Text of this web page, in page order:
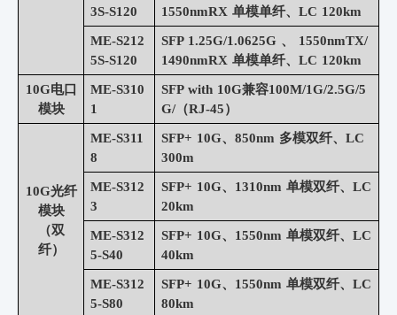
3S-S120
1550nmRX 单模单纤、LC 120km
ME-S212
5S-S120
SFP 1.25G/1.0625G 、 1550nmTX/
1490nmRX 单模单纤、LC 120km
10G电口
模块
ME-S310
1
SFP with 10G兼容100M/1G/2.5G/5
G/（RJ-45）
10G光纤
模块
（双
纤）
ME-S311
8
SFP+ 10G、850nm 多模双纤、LC
300m
ME-S312
3
SFP+ 10G、1310nm 单模双纤、LC
20km
ME-S312
5-S40
SFP+ 10G、1550nm 单模双纤、LC
40km
ME-S312
5-S80
SFP+ 10G、1550nm 单模双纤、LC
80km